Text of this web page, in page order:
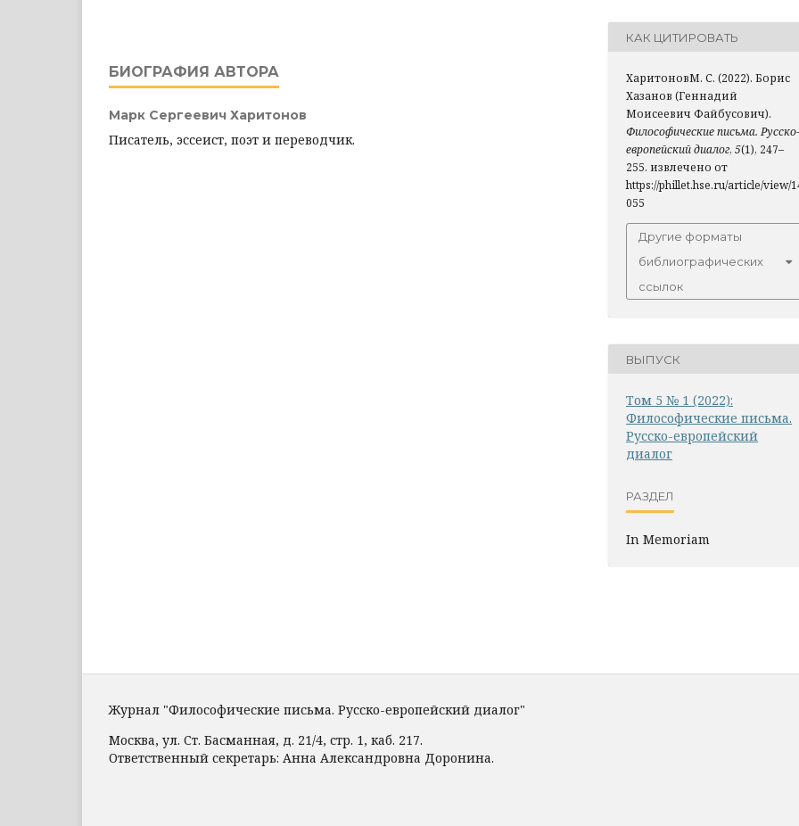
БИОГРАФИЯ АВТОРА
Марк Сергеевич Харитонов
Писатель, эссеист, поэт и переводчик.
КАК ЦИТИРОВАТЬ
ХаритоновМ. С. (2022). Борис
Хазанов (Геннадий
Моисеевич Файбусович).
Философические письма. Русско-
европейский диалог, 5(1), 247–
255. извлечено от
https://phillet.hse.ru/article/view/
055
Другие форматы
библиографических
ссылок
ВЫПУСК
Том 5 № 1 (2022):
Философические письма.
Русско-европейский
диалог
РАЗДЕЛ
In Memoriam
Журнал "Философические письма. Русско-европейский диалог"
Москва, ул. Ст. Басманная, д. 21/4, стр. 1, каб. 217.
Ответственный секретарь: Анна Александровна Доронина.